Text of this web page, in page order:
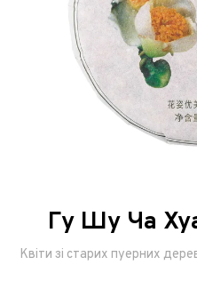
Гу Шу Ча
Квіти зі старих пуерних